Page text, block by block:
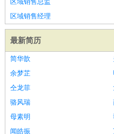
区域销售总监
区域销售经理
最新简历
简华歆
余梦芷
仝龙菲
骆风瑞
母素明
闻皓振